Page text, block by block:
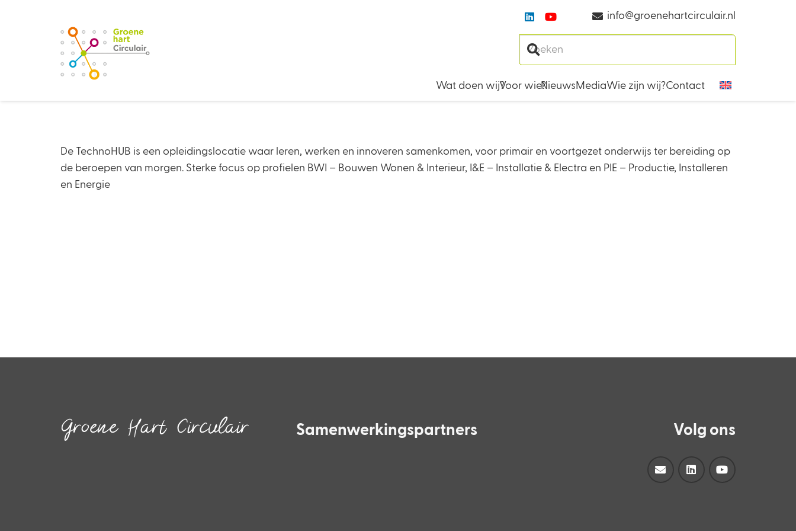
info@groenehartcirculair.nl
Wat doen wij?Voor wie?NieuwsMediaWie zijn wij?Contact
De TechnoHUB is een opleidingslocatie waar leren, werken en innoveren samenkomen, voor primair en voortgezet onderwijs ter bereiding op
de beroepen van morgen. Sterke focus op profielen BWI – Bouwen Wonen & Interieur, I&E – Installatie & Electra en PIE – Productie, Installeren
en Energie
Groene Hart Circulair Samenwerkingspartners Volg ons